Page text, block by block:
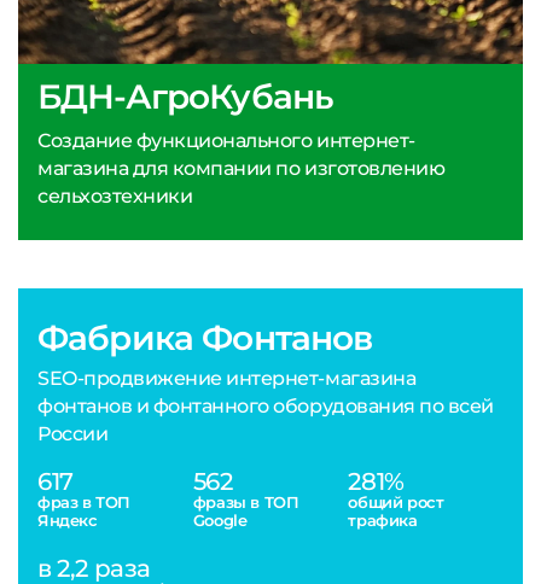
Фабрика Фонтанов
SEO-продвижение интернет-магазина
фонтанов и фонтанного оборудования по всей
России
617
фраз в ТОП
Яндекс
562
фразы в ТОП
Google
281%
общий рост
трафика
в 2,2 раза
БДН-АгроКубань
Создание функционального интернет-
магазина для компании по изготовлению
сельхозтехники